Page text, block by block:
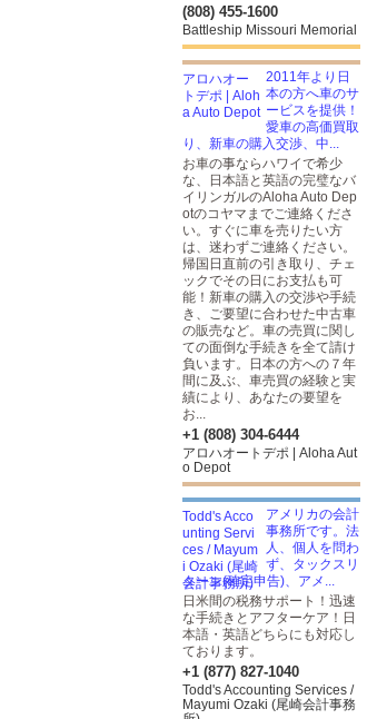
(808) 455-1600
Battleship Missouri Memorial
2011年より日
本の方へ車のサ
ービスを提供！
愛車の高価買取
り、新車の購入交渉、中...
お車の事ならハワイで希少
な、日本語と英語の完璧なバ
イリンガルのAloha Auto Dep
otのコヤマまでご連絡くださ
い。すぐに車を売りたい方
は、迷わずご連絡ください。
帰国日直前の引き取り、チェ
ックでその日にお支払も可
能！新車の購入の交渉や手続
き、ご要望に合わせた中古車
の販売など。車の売買に関し
ての面倒な手続きを全て請け
負います。日本の方への７年
間に及ぶ、車売買の経験と実
績により、あなたの要望を
お...
+1 (808) 304-6444
アロハオートデポ | Aloha Aut
o Depot
アメリカの会計
事務所です。法
人、個人を問わ
ず、タックスリ
ターン(確定申告)、アメ...
日米間の税務サポート！迅速
な手続きとアフターケア！日
本語・英語どちらにも対応し
ております。
+1 (877) 827-1040
Todd's Accounting Services /
Mayumi Ozaki (尾崎会計事務